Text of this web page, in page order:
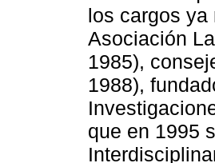
los cargos ya
Asociación
1985),
1988),
que en 1995